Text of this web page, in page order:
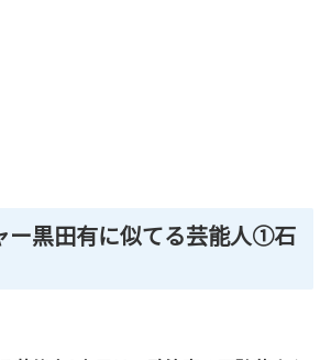
ー黒田有に似てる芸能人①石